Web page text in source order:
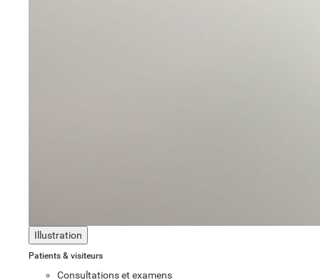
Illustration
Patients & visiteurs
Consultations et examens